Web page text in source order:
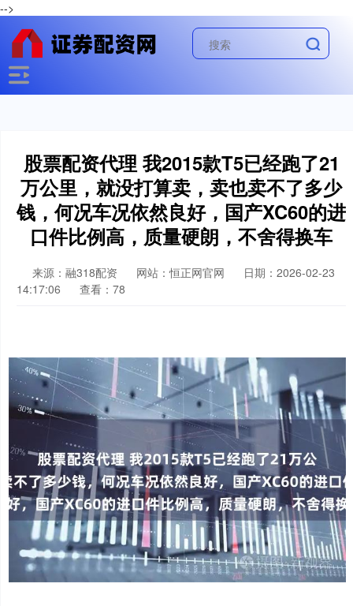
-->
股票配资代理 我2015款T5已经跑了21
万公里，就没打算卖，卖也卖不了多少
钱，何况车况依然良好，国产XC60的进
口件比例高，质量硬朗，不舍得换车
来源：融318配资 网站：恒正网官网
日期：2026-02-23
14:17:06
查看：78